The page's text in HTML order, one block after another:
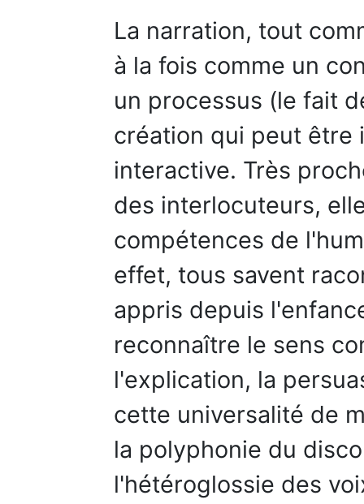
La narration, tout
à la fois comme un
un processus (le fait
création qui peut être
interactive. Très
des interlocuteurs,
compétences de
effet, tous savent
appris depuis
reconnaître le sens
l'explication, la
cette universalité de
la polyphonie du
l'hétéroglossie des